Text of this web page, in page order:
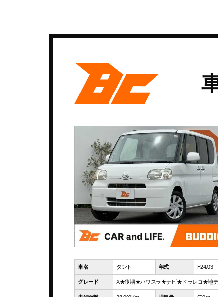
車名 タント 年式 H24/03
グレード X★後期★パワスラ★ナビ★ドラレコ★地